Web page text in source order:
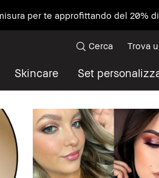
per te approfittando del 20%
Skincare Set
Cerca Trova